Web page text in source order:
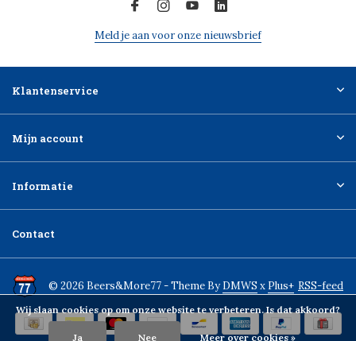
Meld je aan voor onze nieuwsbrief
Klantenservice
Mijn account
Informatie
Contact
© 2026 Beers&More77 - Theme ByDMWS x Plus+ RSS-feed
Wij slaan cookies op om onze website te verbeteren. Is dat akkoord?
Ja Nee Meer over cookies »